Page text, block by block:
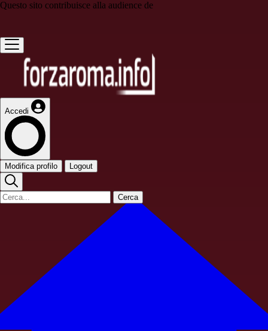
Questo sito contribuisce alla audience de
Accedi
Modifica profilo Logout
Cerca